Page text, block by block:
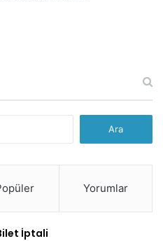
Yorumlar
İptali